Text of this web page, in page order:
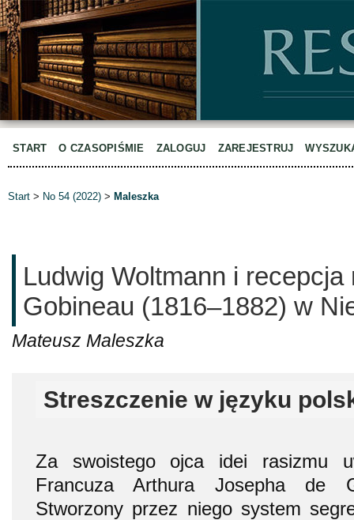
START O CZASOPIŚMIE ZALOGUJ ZAREJESTRUJ
Start > No 54 (2022) > Maleszka
Ludwig Woltmann i recepcja
Gobineau (1816–1882) w
Mateusz Maleszka
Streszczenie w języku
Za swoistego ojca idei rasizmu
Francuza Arthura Josepha de
Stworzony przez niego system